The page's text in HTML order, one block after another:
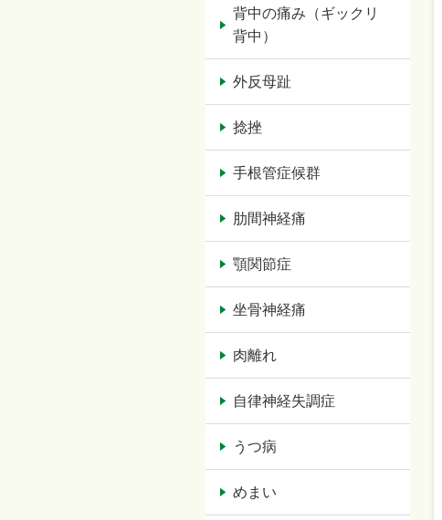
背中の痛み（ギックリ
背中）
外反母趾
捻挫
手根管症候群
肋間神経痛
顎関節症
坐骨神経痛
肉離れ
自律神経失調症
うつ病
めまい